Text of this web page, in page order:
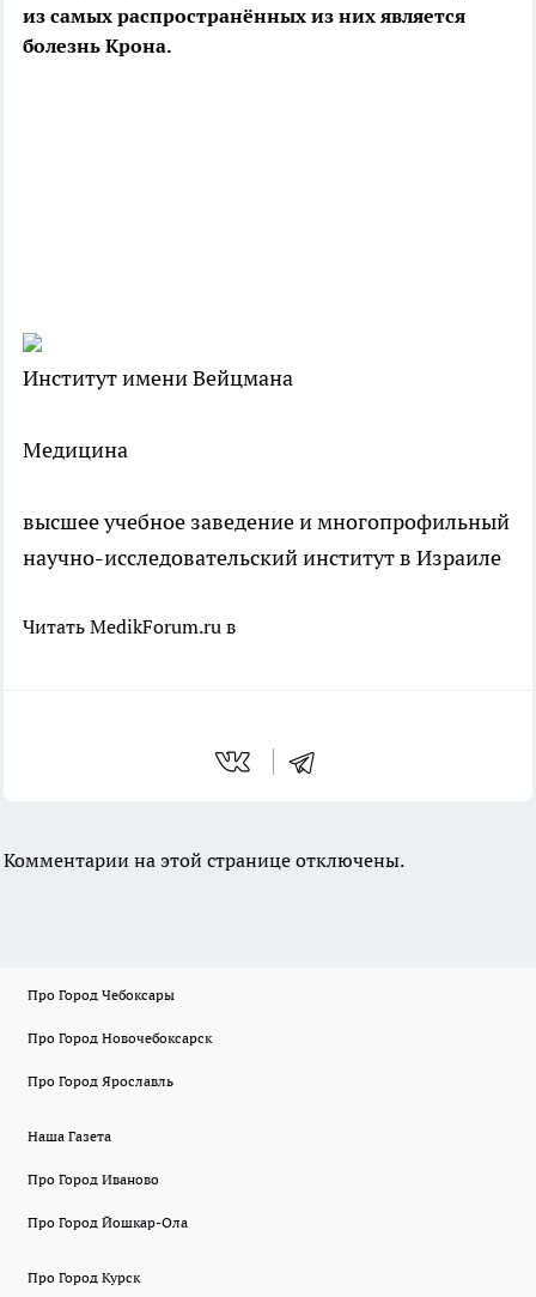
из самых распространённых из них является
болезнь Крона.
Институт имени Вейцмана
Медицина
высшее учебное заведение и многопрофильный
научно-исследовательский институт в Израиле
Читать MedikForum.ru в
Комментарии на этой странице отключены.
Про Город Чебоксары
Про Город Новочебоксарск
Про Город Ярославль
Наша Газета
Про Город Иваново
Про Город Йошкар-Ола
Про Город Курск